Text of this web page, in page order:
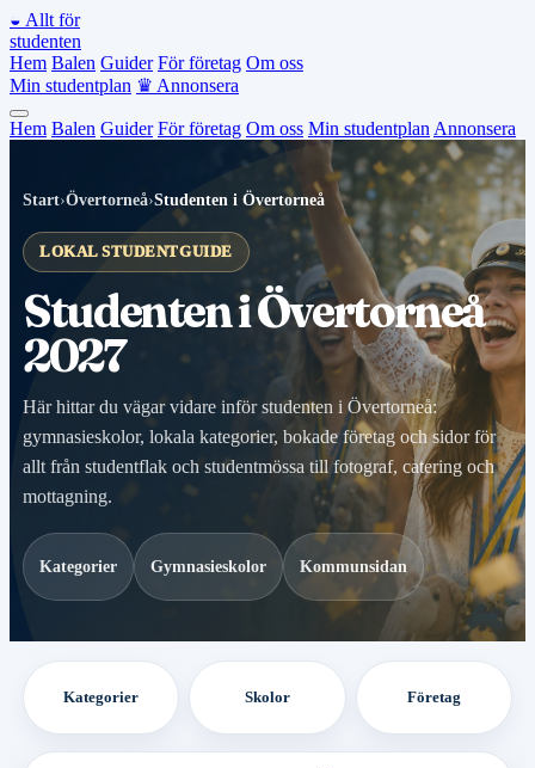
◒ Allt för
studenten
Hem Balen Guider För företag Om oss
Min studentplan ♛ Annonsera
Hem Balen Guider För företag Om oss Min studentplan Annonsera
Start›Övertorneå›Studenten i Övertorneå
LOKAL STUDENTGUIDE
Studenten i Övertorneå
2027
Här hittar du vägar vidare inför studenten i Övertorneå:
gymnasieskolor, lokala kategorier, bokade företag och sidor för
allt från studentflak och studentmössa till fotograf, catering och
mottagning.
Kategorier Gymnasieskolor Kommunsidan
Kategorier Skolor Företag